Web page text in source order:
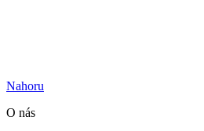
Nahoru
O nás